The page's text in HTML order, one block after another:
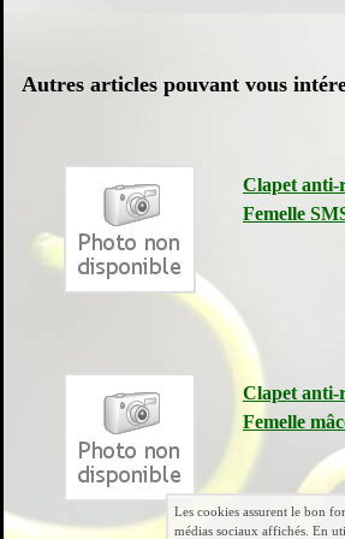
Autres articles pouvant vous
Clapet anti-
Femelle
Clapet anti-
Femelle
Les cookies assurent le bon
médias sociaux affichés. En